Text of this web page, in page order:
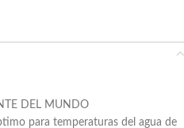
DEL MUNDO
para temperaturas del agua de